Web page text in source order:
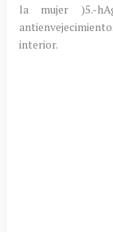
la mujer )5.-h
interior.